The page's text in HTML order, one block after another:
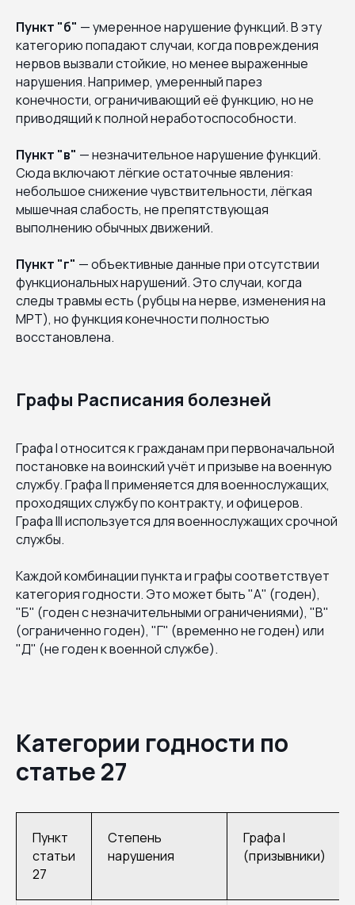
Пункт "б" — умеренное нарушение функций. В эту
категорию попадают случаи, когда повреждения
нервов вызвали стойкие, но менее выраженные
нарушения. Например, умеренный парез
конечности, ограничивающий её функцию, но не
приводящий к полной неработоспособности.
Пункт "в" — незначительное нарушение функций.
Сюда включают лёгкие остаточные явления:
небольшое снижение чувствительности, лёгкая
мышечная слабость, не препятствующая
выполнению обычных движений.
Пункт "г" — объективные данные при отсутствии
функциональных нарушений. Это случаи, когда
следы травмы есть (рубцы на нерве, изменения на
МРТ), но функция конечности полностью
восстановлена.
Графы Расписания болезней
Графа I относится к гражданам при первоначальной
постановке на воинский учёт и призыве на военную
службу. Графа II применяется для военнослужащих,
проходящих службу по контракту, и офицеров.
Графа III используется для военнослужащих срочной
службы.
Каждой комбинации пункта и графы соответствует
категория годности. Это может быть "А" (годен),
"Б" (годен с незначительными ограничениями), "В"
(ограниченно годен), "Г" (временно не годен) или
"Д" (не годен к военной службе).
Категории годности по
статье 27
Пункт
статьи
27
Степень
нарушения
Графа I
(призывники)